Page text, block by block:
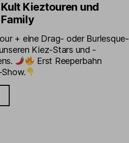
Kieztouren und
+ eine Drag- oder Burlesque-
Kiez-Stars und -
Erst Reeperbahn